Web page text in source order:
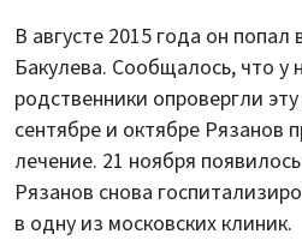
В августе 2015 года он
Бакулева. Сообщалось, что у
родственники опровергли
сентябре и октябре Рязанов
лечение. 21 ноября
Рязанов снова
в одну из московских клиник.